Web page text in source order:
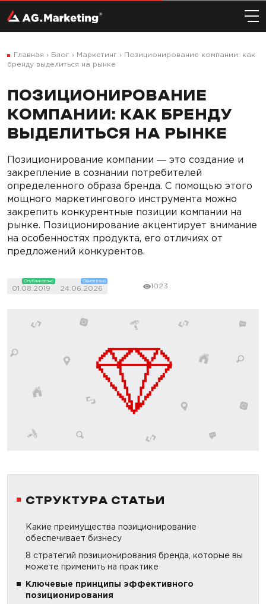
Главная › Блог › Маркетинг › Позиционирование компании: как
бренду выделиться на рынке
ПОЗИЦИОНИРОВАНИЕ
КОМПАНИИ: КАК БРЕНДУ
ВЫДЕЛИТЬСЯ НА РЫНКЕ
Позиционирование компании ― это создание и
закрепление в сознании потребителей
определенного образа бренда. С помощью этого
мощного маркетингового инструмента можно
закрепить конкурентные позиции компании на
рынке. Позиционирование акцентирует внимание
на особенностях продукта, его отличиях от
предложений конкурентов.
01.08.2019
Опубликовано
24.06.2026
Обновлено
1023
СТРУКТУРА СТАТЬИ
Какие преимущества позиционирование
обеспечивает бизнесу
8 стратегий позиционирования бренда, которые вы
можете применить на практике
Ключевые принципы эффективного
позиционирования